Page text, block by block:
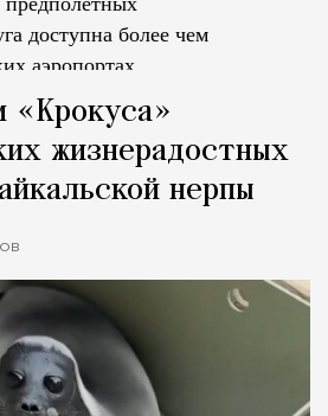
доступна более чем
аэропортах.
«Крокуса»
жизнерадостных
нерпы